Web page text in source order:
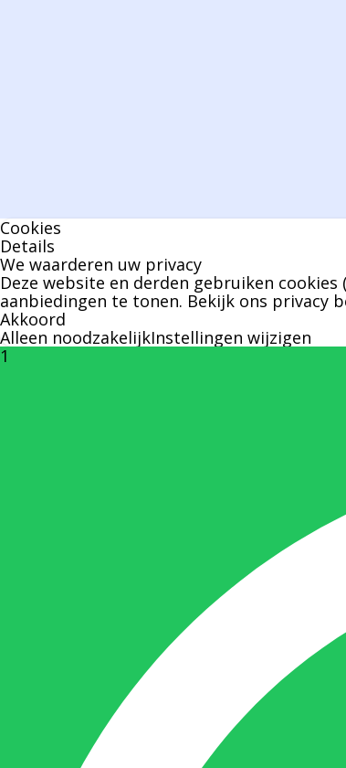
Cookies
Details
We waarderen uw privacy
Deze website en derden gebruiken
aanbiedingen te tonen. Bekijk ons privacy
Akkoord
Alleen noodzakelijkInstellingen wijzigen
1